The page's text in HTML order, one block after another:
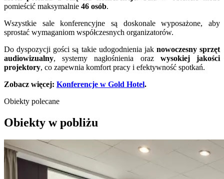
pomieścić maksymalnie 46 osób.
Wszystkie sale konferencyjne są doskonale wyposażone, aby
sprostać wymaganiom współczesnych organizatorów.
Do dyspozycji gości są takie udogodnienia jak nowoczesny sprzęt
audiowizualny, systemy nagłośnienia oraz wysokiej jakości
projektory, co zapewnia komfort pracy i efektywność spotkań.
Zobacz więcej: Konferencje w Gold Hotel.
Obiekty polecane
Obiekty w pobliżu